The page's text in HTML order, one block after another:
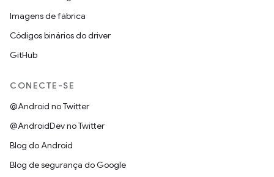
Imagens de fábrica
Códigos binários do driver
GitHub
CONECTE-SE
@Android no Twitter
@AndroidDev no Twitter
Blog do Android
Blog de segurança do Google